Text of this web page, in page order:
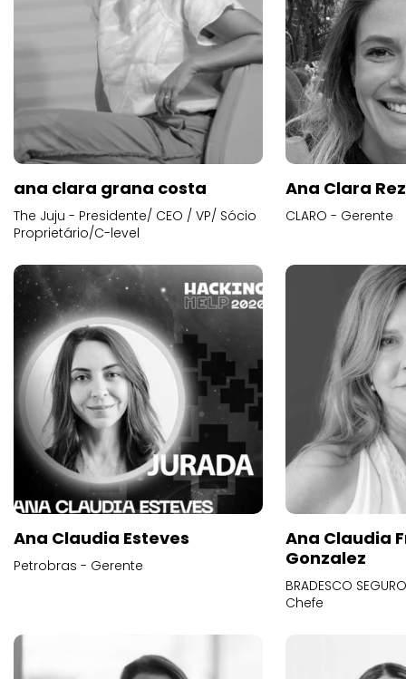
ana clara grana costa
The Juju - Presidente/ CEO / VP/ Sócio
Proprietário/C-level
Ana Clara
CLARO - Gerente
Ana Claudia Esteves
Petrobras - Gerente
Ana Claudia
Gonzalez
BRADESCO
Chefe